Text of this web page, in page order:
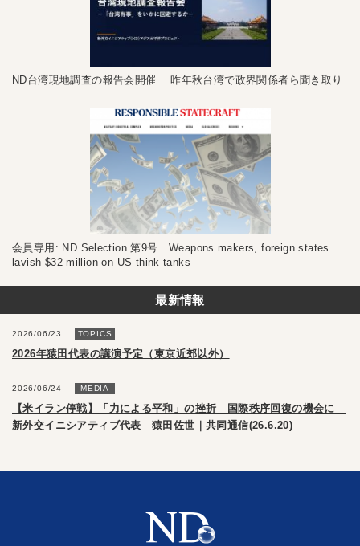
ND台湾現地調査の報告会開催 昨年秋台湾で政界関係者ら聞き取り
会員専用: ND Selection 第9号 Weapons makers, foreign states
lavish $32 million on US think tanks
最新情報
2026/06/23 TOPICS
2026年猿田代表の講演予定（東京近郊以外）
2026/06/24 MEDIA
【米イラン停戦】「力による平和」の挫折 国際秩序回復の機会に
新外交イニシアティブ代表 猿田佐世｜共同通信(26.6.20)